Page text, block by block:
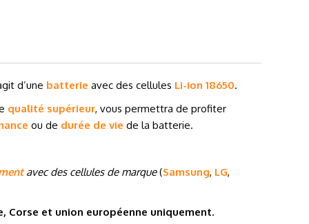
d’une batterie avec des cellules Li-ion 18650.
qualité supérieur, vous permettra de profiter
ou de durée de vie de la batterie.
avec des cellules de marque(Samsung, LG,
Corse et union européenne uniquement.